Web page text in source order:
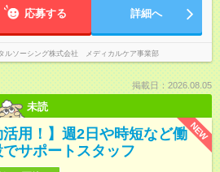
応募する 詳細へ
ルソーシング株式会社 メディカルケア事業部
掲載日：2026.08.05
未読
NEW
活用！】週2日や時短など働
サポートスタッフ